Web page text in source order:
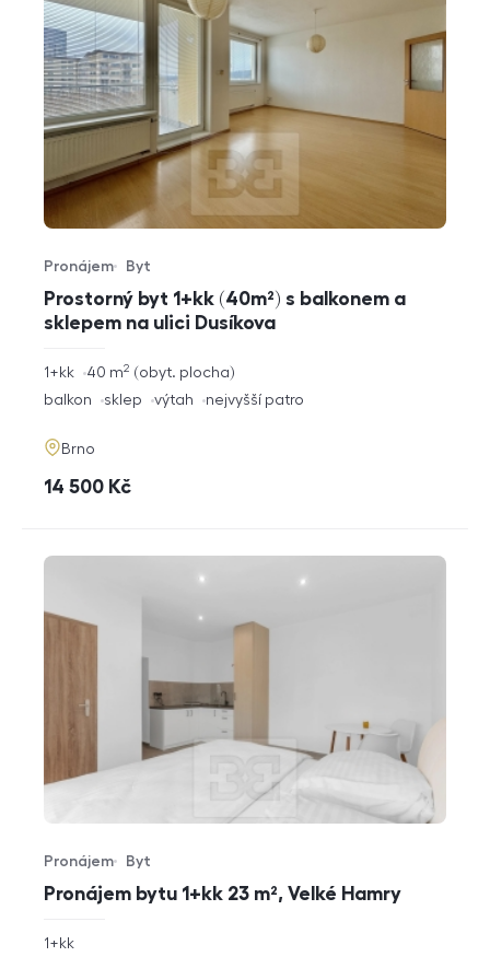
Prostorný byt 1+kk (40m²) s balkonem a
sklepem na ulici Dusíkova
Typ nabídky
Pronájem
Typ nemovitosti
Byt
rozměry
1+kk obyt. plocha
40 m2
funkce
balkon sklep výtah nejvyšší patro
adresa
Brno
cena
14 500 Kč
Pronájem bytu 1+kk 23 m², Velké Hamry
Typ nabídky
Pronájem
Typ nemovitosti
Byt
rozměry
1+kk